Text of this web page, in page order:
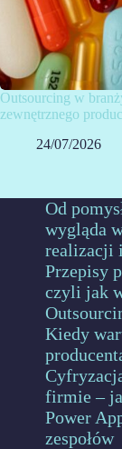
Outsourcing w
zewnętrznego
24/07/2026
Od
wygląda
realizacji
Przepisy
czyli jak
Kiedy
firmie –
Power
zespołów